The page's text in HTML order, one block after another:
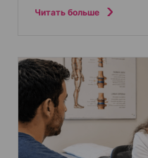
Читать больше